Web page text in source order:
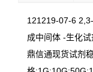
121219-07-6
成中间体 -生化
鼎信通现货试剂